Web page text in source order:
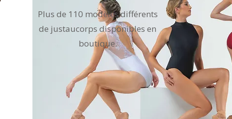
Plus de 110 modèles différents
de justaucorps disponibles en
boutique.